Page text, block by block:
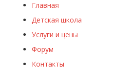
Главная
Детская школа
Услуги и цены
Форум
Контакты